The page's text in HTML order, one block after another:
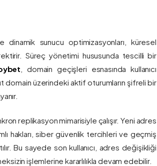
dinamik sunucu optimizasyonları, küresel
Süreç yönetimi hususunda tescilli bir
, domain geçişleri esnasında kullanıcı
domain üzerindeki aktif oturumların şifreli bir
replikasyon mimarisiyle çalışır. Yeni adres
hakları, siber güvenlik tercihleri ve geçmiş
Bu sayede son kullanıcı, adres değişikliği
işlemlerine kararlılıkla devam edebilir.